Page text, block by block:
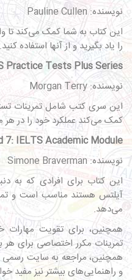
نویسنده: Pauline Cullen
این کتاب به شما کمک می‌کند تا
را یاد بگیرید و از آنها استفاده کنید.
Practice Tests Plus Series
نویسنده: Morgan Terry
این سری کتب شامل تمرینات
کمک می‌کند عملکرد خود را در هر
7: IELTS Academic Module
نویسنده: Simone Braverman
آیلتس هستند مناسب است و
می‌دهد.
همچنین، برای تقویت
تمرینات مکرر اختصاصی برای
همچنین، مراجعه به سایت رسمی
و راهنمایی‌های بیشتر نیز مفید